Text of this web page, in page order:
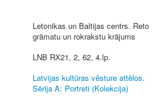
Letonikas un Baltijas centrs. Reto
grāmatu un rokrakstu krājums
LNB RX21, 2, 62, 4.lp.
Latvijas kultūras vēsture attēlos.
Sērija A: Portreti (Kolekcija)